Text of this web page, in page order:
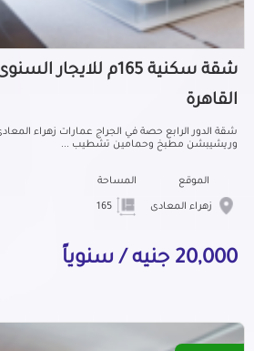
شقة سكنية 165م
القاهرة
شقة الدور الرابع حصة في الجراج عمارات زهراء
وريشيبشن مطبخ وحمامين تشطيب ...
الموقع
زهراء المعادى
المساحة
20,000 جنيه / سنوياً